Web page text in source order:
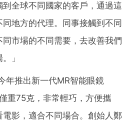
全球不同國家的客戶，通過這
地方的代理。同事接觸到不同
市場的不同需要，去改善我們
」
推出新一代MR智能眼鏡
重75克，非常輕巧，方便攜
影，適合不同場合。創始人鄭